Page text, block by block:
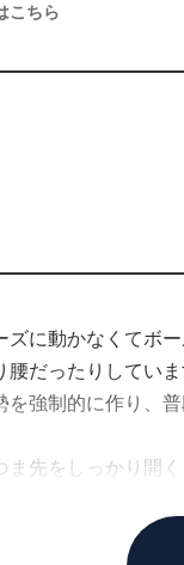
こちら
ズに動かなくてボ
腰だったりしてい
を強制的に作り、
ま先をしっかり開